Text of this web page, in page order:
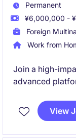
Permanent
¥6,000,000 -
Foreign
Work from
Join a high-
advanced
opportunity to
complex, data-
View